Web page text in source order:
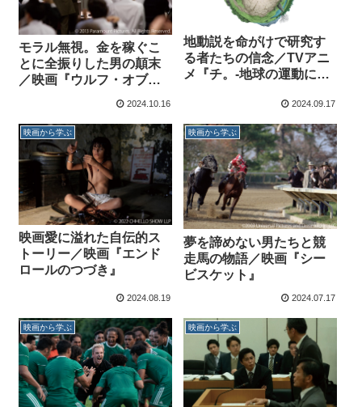
モラル無視。金を稼ぐこ
とに全振りした男の顛末
／映画『ウルフ・オブ・
2024.10.16
地動説を命がけで研究す
る者たちの信念／TVアニ
メ『チ。-地球の運動につ
2024.09.17
映画から学ぶ
映画愛に溢れた自伝的ス
トーリー／映画『エンド
ロールのつづき』
2024.08.19
映画から学ぶ
夢を諦めない男たちと競
走馬の物語／映画『シー
ビスケット』
2024.07.17
映画から学ぶ 映画から学ぶ